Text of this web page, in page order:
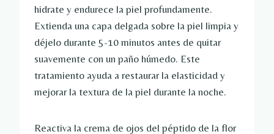
hidrate y endurece la piel profundamente.
Extienda una capa delgada sobre la piel limpia y
déjelo durante 5-10 minutos antes de quitar
suavemente con un paño húmedo. Este
tratamiento ayuda a restaurar la elasticidad y
mejorar la textura de la piel durante la noche.
Reactiva la crema de ojos del péptido de la flor